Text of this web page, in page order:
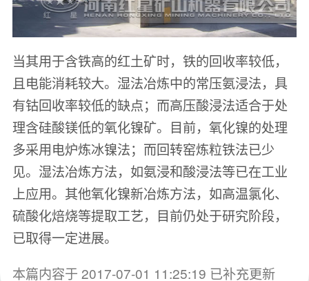
当其用于含铁高的红土矿时，铁的回收率较低，
且电能消耗较大。湿法冶炼中的常压氨浸法，具
有钴回收率较低的缺点；而高压酸浸法适合于处
理含硅酸镁低的氧化镍矿。目前，氧化镍的处理
多采用电炉炼冰镍法；而回转窑炼粒铁法已少
见。湿法冶炼方法，如氨浸和酸浸法等已在工业
上应用。其他氧化镍新冶炼方法，如高温氯化、
硫酸化焙烧等提取工艺，目前仍处于研究阶段，
已取得一定进展。
本篇内容于 2017-07-01 11:25:19 已补充更新